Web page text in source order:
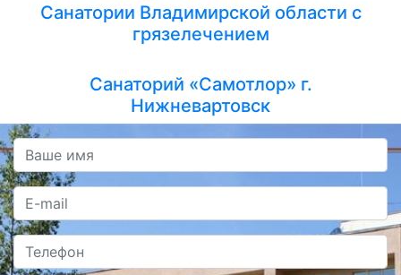
Санатории Владимирской области с
грязелечением
Санаторий «Самотлор» г.
Нижневартовск